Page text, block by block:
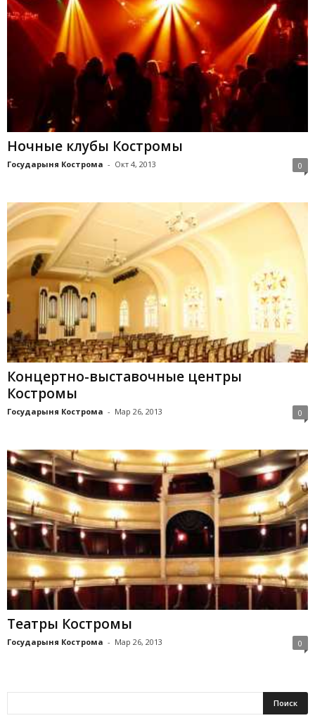
Ночные клубы Костромы
Государыня Кострома - Окт 4, 2013 0
Концертно-выставочные центры
Костромы
Государыня Кострома - Мар 26, 2013 0
Театры Костромы
Государыня Кострома - Мар 26, 2013 0